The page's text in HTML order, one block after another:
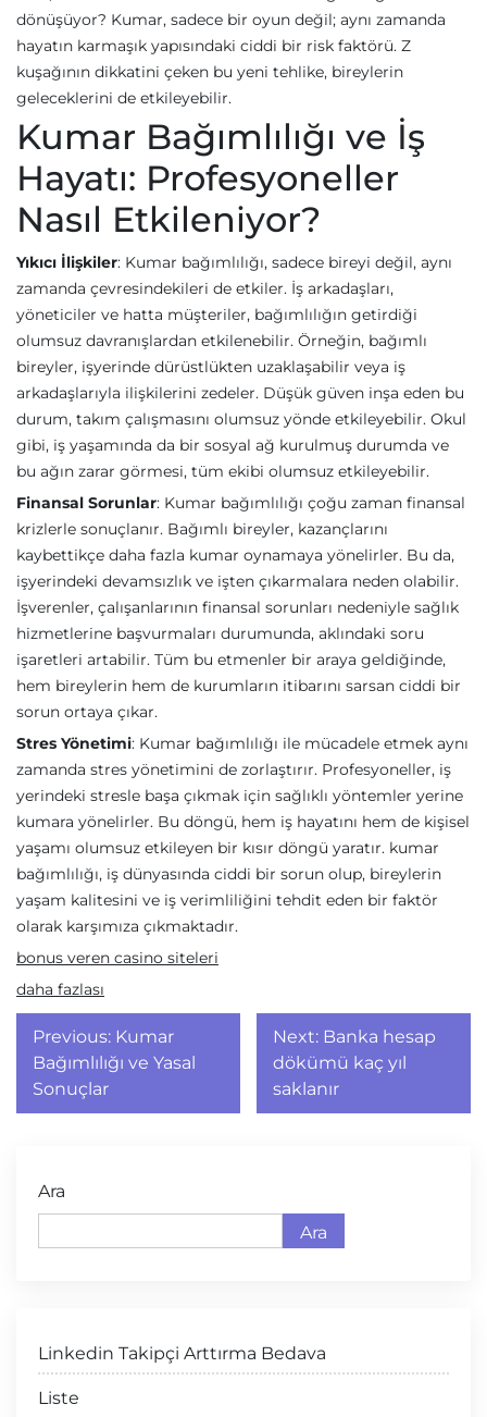
dönüşüyor? Kumar, sadece bir oyun değil; aynı zamanda
hayatın karmaşık yapısındaki ciddi bir risk faktörü. Z
kuşağının dikkatini çeken bu yeni tehlike, bireylerin
geleceklerini de etkileyebilir.
Kumar Bağımlılığı ve İş
Hayatı: Profesyoneller
Nasıl Etkileniyor?
Yıkıcı İlişkiler: Kumar bağımlılığı, sadece bireyi değil, aynı
zamanda çevresindekileri de etkiler. İş arkadaşları,
yöneticiler ve hatta müşteriler, bağımlılığın getirdiği
olumsuz davranışlardan etkilenebilir. Örneğin, bağımlı
bireyler, işyerinde dürüstlükten uzaklaşabilir veya iş
arkadaşlarıyla ilişkilerini zedeler. Düşük güven inşa eden bu
durum, takım çalışmasını olumsuz yönde etkileyebilir. Okul
gibi, iş yaşamında da bir sosyal ağ kurulmuş durumda ve
bu ağın zarar görmesi, tüm ekibi olumsuz etkileyebilir.
Finansal Sorunlar: Kumar bağımlılığı çoğu zaman finansal
krizlerle sonuçlanır. Bağımlı bireyler, kazançlarını
kaybettikçe daha fazla kumar oynamaya yönelirler. Bu da,
işyerindeki devamsızlık ve işten çıkarmalara neden olabilir.
İşverenler, çalışanlarının finansal sorunları nedeniyle sağlık
hizmetlerine başvurmaları durumunda, aklındaki soru
işaretleri artabilir. Tüm bu etmenler bir araya geldiğinde,
hem bireylerin hem de kurumların itibarını sarsan ciddi bir
sorun ortaya çıkar.
Stres Yönetimi: Kumar bağımlılığı ile mücadele etmek aynı
zamanda stres yönetimini de zorlaştırır. Profesyoneller, iş
yerindeki stresle başa çıkmak için sağlıklı yöntemler yerine
kumara yönelirler. Bu döngü, hem iş hayatını hem de kişisel
yaşamı olumsuz etkileyen bir kısır döngü yaratır. kumar
bağımlılığı, iş dünyasında ciddi bir sorun olup, bireylerin
yaşam kalitesini ve iş verimliliğini tehdit eden bir faktör
olarak karşımıza çıkmaktadır.
bonus veren casino siteleri
daha fazlası
Yazı
gezinmesi
Previous: Kumar
Bağımlılığı ve Yasal
Sonuçlar
Next: Banka hesap
dökümü kaç yıl
saklanır
Ara
Ara
Linkedin Takipçi Arttırma Bedava
Liste